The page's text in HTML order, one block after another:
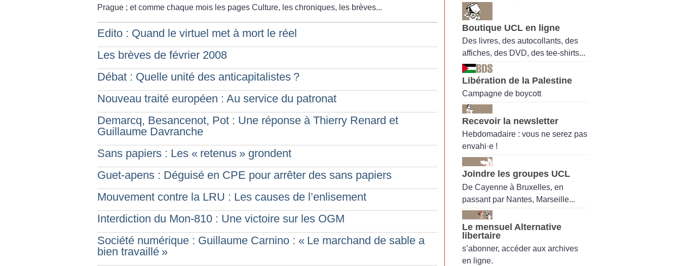
Prague ; et comme chaque mois les pages Culture, les chroniques, les brèves...
Edito : Quand le virtuel met à mort le réel
Les brèves de février 2008
Débat : Quelle unité des anticapitalistes ?
Nouveau traité européen : Au service du patronat
Demarcq, Besancenot, Pot : Une réponse à Thierry Renard et
Guillaume Davranche
Sans papiers : Les « retenus » grondent
Guet-apens : Déguisé en CPE pour arrêter des sans papiers
Mouvement contre la LRU : Les causes de l’enlisement
Interdiction du Mon-810 : Une victoire sur les OGM
Société numérique : Guillaume Carnino : « Le marchand de sable a
bien travaillé »
Boutique UCL en ligne
Des livres, des autocollants, des
affiches, des DVD, des tee-shirts...
Libération de la Palestine
Campagne de boycott
Recevoir la newsletter
Hebdomadaire : vous ne serez pas
envahi·e !
Joindre les groupes UCL
De Cayenne à Bruxelles, en
passant par Nantes, Marseille...
Le mensuel Alternative
libertaire
s’abonner, accéder aux archives
en ligne.